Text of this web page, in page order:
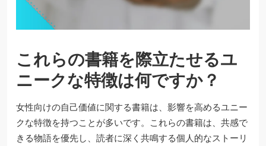
これらの書籍を際立たせるユ
ニークな特徴は何ですか？
女性向けの自己価値に関する書籍は、影響を高めるユニー
クな特徴を持つことが多いです。これらの書籍は、共感で
きる物語を優先し、読者に深く共鳴する個人的なストーリ